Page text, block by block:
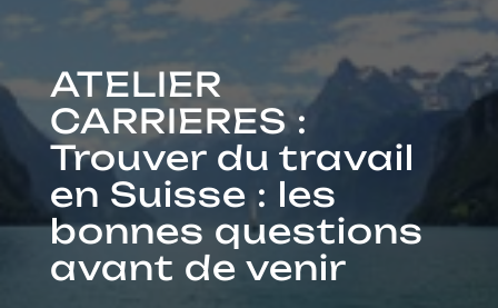
ATELIER
CARRIERES :
Trouver du travail
en Suisse : les
bonnes questions
avant de venir